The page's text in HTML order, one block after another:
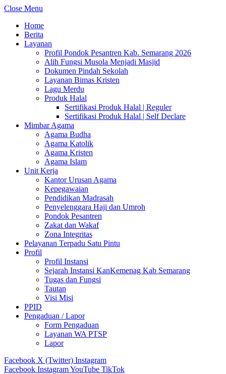
Close Menu
Home
Berita
Layanan
Profil Pondok Pesantren Kab. Semarang 2026
Alih Fungsi Musola Menjadi Masjid
Dokumen Pindah Sekolah
Layanan Bimas Kristen
Lagu Merdu
Produk Halal
Sertifikasi Produk Halal | Reguler
Sertifikasi Produk Halal | Self Declare
Mimbar Agama
Agama Budha
Agama Katolik
Agama Kristen
Agama Islam
Unit Kerja
Kantor Urusan Agama
Kepegawaian
Pendidikan Madrasah
Penyelenggara Haji dan Umroh
Pondok Pesantren
Zakat dan Wakaf
Zona Integritas
Pelayanan Terpadu Satu Pintu
Profil
Profil Instansi
Sejarah Instansi KanKemenag Kab Semarang
Tugas dan Fungsi
Tautan
Visi Misi
PPID
Pengaduan / Lapor
Form Pengaduan
Layanan WA PTSP
Lapor
Facebook X (Twitter) Instagram
Facebook InstagramYouTube TikTok